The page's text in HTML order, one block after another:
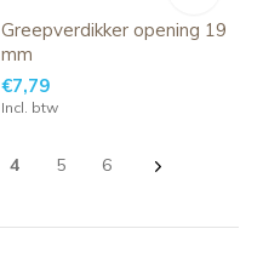
Greepverdikker opening 19
mm
€7,79
Incl. btw
4 5 6